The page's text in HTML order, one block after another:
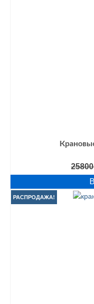
РАСПРОДАЖА!